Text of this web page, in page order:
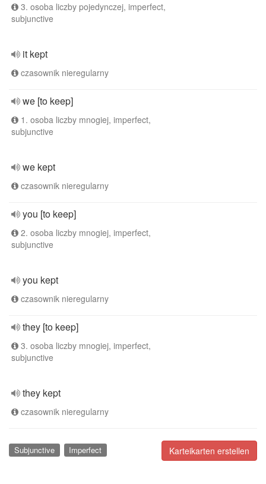
3. osoba liczby pojedynczej, imperfect,
subjunctive
it kept
czasownik nieregularny
we [to keep]
1. osoba liczby mnogiej, imperfect,
subjunctive
we kept
czasownik nieregularny
you [to keep]
2. osoba liczby mnogiej, imperfect,
subjunctive
you kept
czasownik nieregularny
they [to keep]
3. osoba liczby mnogiej, imperfect,
subjunctive
they kept
czasownik nieregularny
Karteikarten erstellen
Subjunctive Imperfect